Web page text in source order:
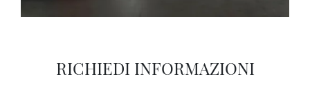
RICHIEDI INFORMAZIONI